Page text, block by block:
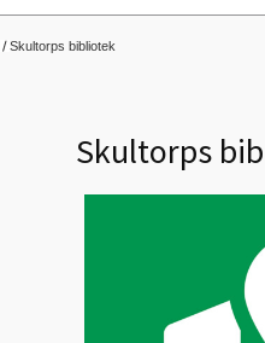
Skultorps bibliotek
Skultorps